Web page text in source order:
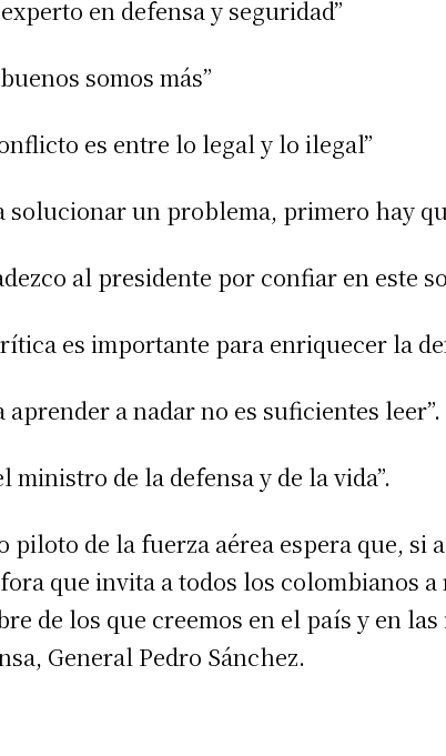
experto en defensa y seguridad”
somos más”
es entre lo legal y lo ilegal”
solucionar un problema, primero hay
al presidente por confiar en este
es importante para enriquecer la
aprender a nadar no es suficientes leer”.
ministro de la defensa y de la vida”.
piloto de la fuerza aérea espera que,
que invita a todos los colombianos
de los que creemos en el país y en
General Pedro Sánchez.